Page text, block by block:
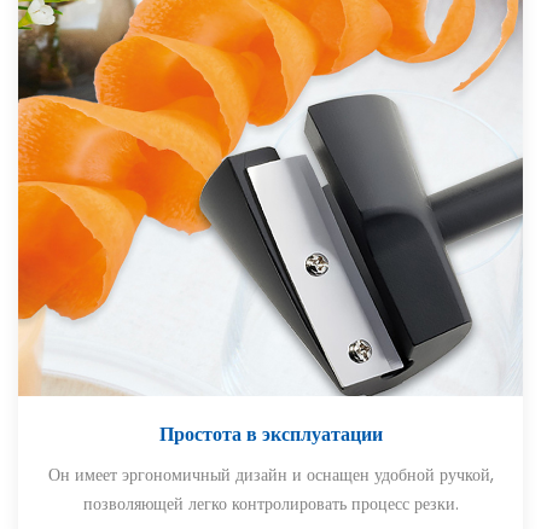
Простота в эксплуатации
Он имеет эргономичный дизайн и оснащен удобной ручкой,
позволяющей легко контролировать процесс резки.